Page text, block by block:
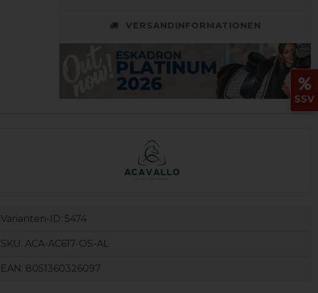
VERSANDINFORMATIONEN
Varianten-ID: 5474
SKU: ACA-AC617-OS-AL
EAN: 8051360326097
SSV